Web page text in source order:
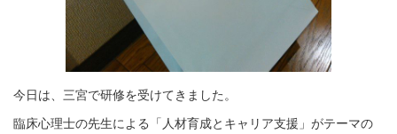
今日は、三宮で研修を受けてきました。
臨床心理士の先生による「人材育成とキャリア支援」がテーマの